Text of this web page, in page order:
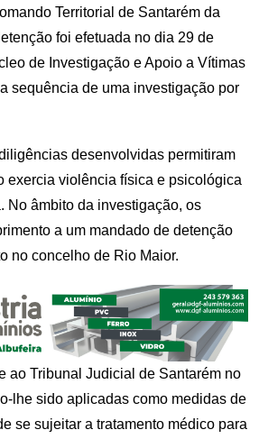
Territorial de Santarém da
foi efetuada no dia 29 de
de Investigação e Apoio a Vítimas
sequência de uma investigação por
desenvolvidas permitiram
exercia violência física e psicológica
No âmbito da investigação, os
a um mandado de detenção
no concelho de Rio Maior.
ao Tribunal Judicial de Santarém no
lhe sido aplicadas como medidas de
se sujeitar a tratamento médico para